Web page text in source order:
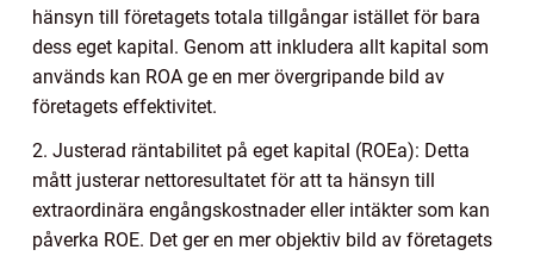
hänsyn till företagets totala tillgångar istället för bara
dess eget kapital. Genom att inkludera allt kapital som
används kan ROA ge en mer övergripande bild av
företagets effektivitet.
2. Justerad räntabilitet på eget kapital (ROEa): Detta
mått justerar nettoresultatet för att ta hänsyn till
extraordinära engångskostnader eller intäkter som kan
påverka ROE. Det ger en mer objektiv bild av företagets